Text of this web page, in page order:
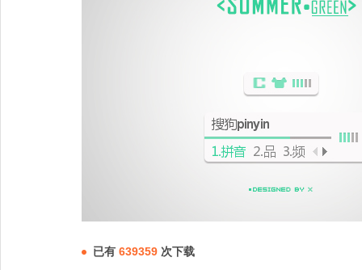
已有 639359 次下载